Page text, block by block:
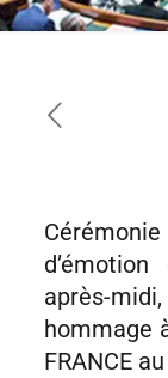
après-
hommage
FRANCE